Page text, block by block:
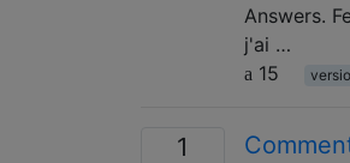
Answers.
j'ai …
15
1